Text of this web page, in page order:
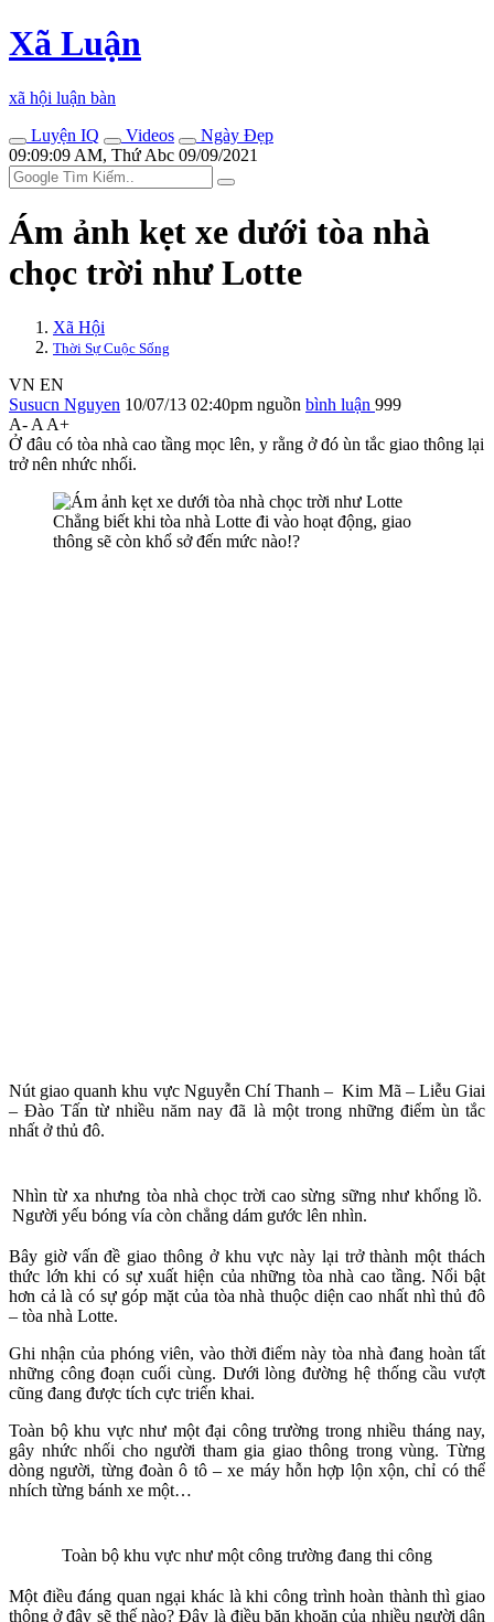
Xã Luận
xã hội luận bàn
Luyện IQ
Videos
Ngày Đẹp
09:09:09 AM, Thứ Abc 09/09/2021
Ám ảnh kẹt xe dưới tòa nhà
chọc trời như Lotte
Xã Hội
Thời Sự Cuộc Sống
VN EN
Susucn Nguyen 10/07/13 02:40pm nguồn bình luận 999
A- A A+
Ở đâu có tòa nhà cao tầng mọc lên, y rằng ở đó ùn tắc giao thông lại
trở nên nhức nhối.
Chẳng biết khi tòa nhà Lotte đi vào hoạt động, giao
thông sẽ còn khổ sở đến mức nào!?
Nút giao quanh khu vực Nguyễn Chí Thanh – Kim Mã – Liễu Giai
– Đào Tấn từ nhiều năm nay đã là một trong những điểm ùn tắc
nhất ở thủ đô.
Nhìn từ xa nhưng tòa nhà chọc trời cao sừng sững như khổng lồ.
Người yếu bóng vía còn chẳng dám gước lên nhìn.
Bây giờ vấn đề giao thông ở khu vực này lại trở thành một thách
thức lớn khi có sự xuất hiện của những tòa nhà cao tầng. Nổi bật
hơn cả là có sự góp mặt của tòa nhà thuộc diện cao nhất nhì thủ đô
– tòa nhà Lotte.
Ghi nhận của phóng viên, vào thời điểm này tòa nhà đang hoàn tất
những công đoạn cuối cùng. Dưới lòng đường hệ thống cầu vượt
cũng đang được tích cực triển khai.
Toàn bộ khu vực như một đại công trường trong nhiều tháng nay,
gây nhức nhối cho người tham gia giao thông trong vùng. Từng
dòng người, từng đoàn ô tô – xe máy hỗn hợp lộn xộn, chỉ có thể
nhích từng bánh xe một…
Toàn bộ khu vực như một công trường đang thi công
Một điều đáng quan ngại khác là khi công trình hoàn thành thì giao
thông ở đây sẽ thế nào? Đây là điều băn khoăn của nhiều người dân